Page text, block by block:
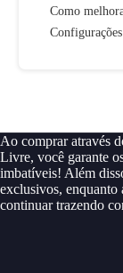
Como
Ao comprar através
Livre, você garante
imbatíveis! Além
exclusivos, enquanto
continuar trazendo